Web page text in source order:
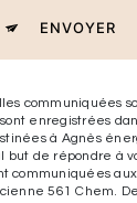
ENVOYER
communiquées
enregistrées
à Agnès
but de répondre à
communiquées
561 Chem.